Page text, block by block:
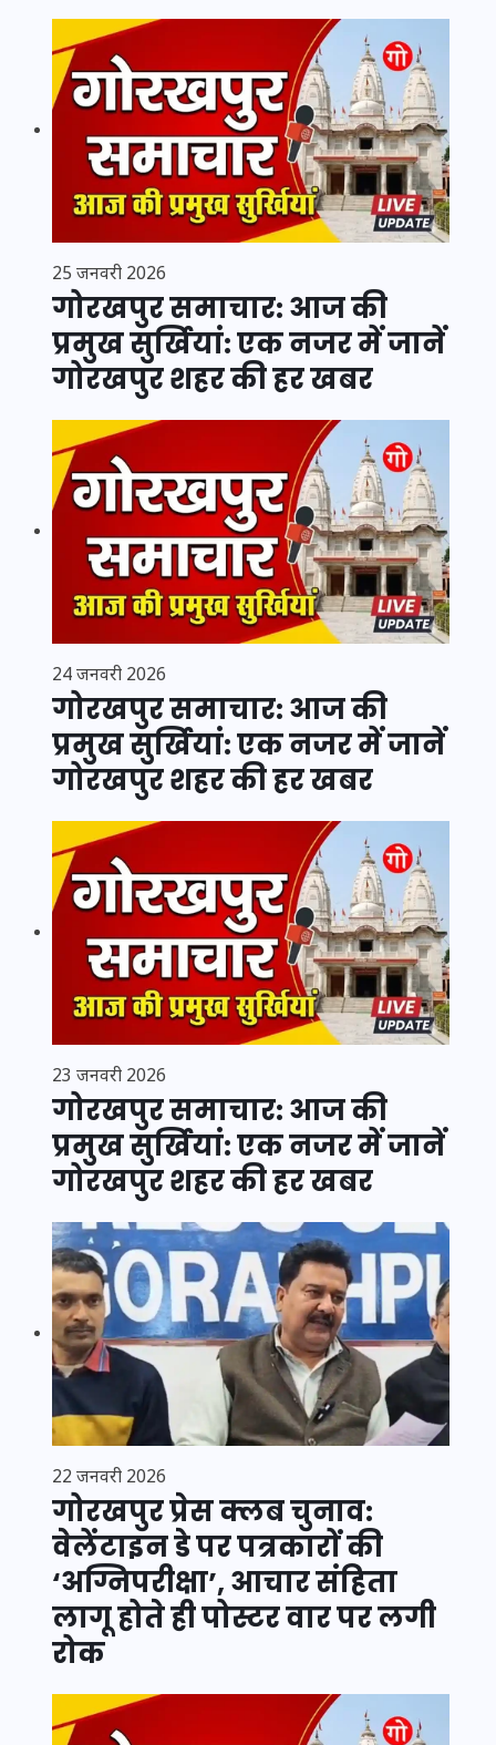
25 जनवरी 2026
गोरखपुर समाचार: आज की
प्रमुख सुर्खियां: एक नजर में जानें
गोरखपुर शहर की हर खबर
24 जनवरी 2026
गोरखपुर समाचार: आज की
प्रमुख सुर्खियां: एक नजर में जानें
गोरखपुर शहर की हर खबर
23 जनवरी 2026
गोरखपुर समाचार: आज की
प्रमुख सुर्खियां: एक नजर में जानें
गोरखपुर शहर की हर खबर
22 जनवरी 2026
गोरखपुर प्रेस क्लब चुनाव:
वेलेंटाइन डे पर पत्रकारों की
‘अग्निपरीक्षा’, आचार संहिता
लागू होते ही पोस्टर वार पर लगी
रोक